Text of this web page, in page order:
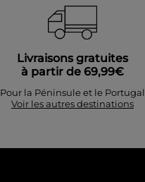
Livraisons gratuites
à partir de 69,99€
Pour la Péninsule et le Portugal
Voir les autres destinations